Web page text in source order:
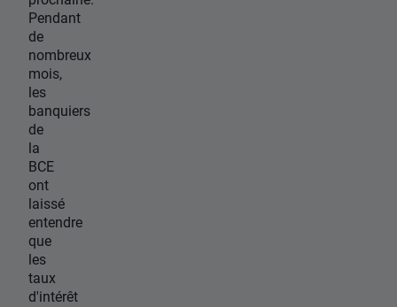
Pendant
de
nombreux
mois,
les
banquiers
de
la
BCE
ont
laissé
entendre
que
les
taux
d'intérêt